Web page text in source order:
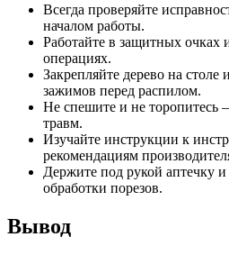
Всегда проверяйте
началом работы.
Работайте в защитных очках
операциях.
Закрепляйте дерево на
зажимов перед распилом.
Не спешите и не торопитесь
травм.
Изучайте инструкции к
рекомендациям
Держите под рукой аптечку
обработки порезов.
Вывод